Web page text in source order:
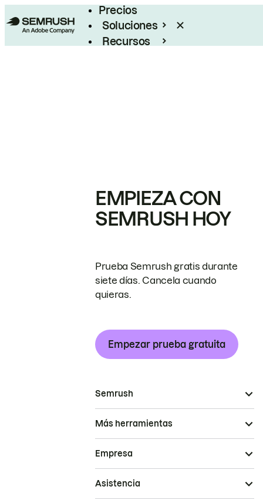
Precios
Soluciones
Recursos
EMPIEZA CON
SEMRUSH HOY
Prueba Semrush gratis durante
siete días. Cancela cuando
quieras.
Empezar prueba gratuita
Semrush
Más herramientas
Empresa
Asistencia